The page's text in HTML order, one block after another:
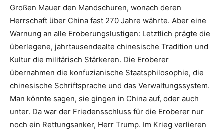
Großen Mauer den Mandschuren, wonach deren
Herrschaft über China fast 270 Jahre währte. Aber eine
Warnung an alle Eroberungslustigen: Letztlich prägte die
überlegene, jahrtausendealte chinesische Tradition und
Kultur die militärisch Stärkeren. Die Eroberer
übernahmen die konfuzianische Staatsphilosophie, die
chinesische Schriftsprache und das Verwaltungssystem.
Man könnte sagen, sie gingen in China auf, oder auch
unter. Da war der Friedensschluss für die Eroberer nur
noch ein Rettungsanker, Herr Trump. Im Krieg verlieren